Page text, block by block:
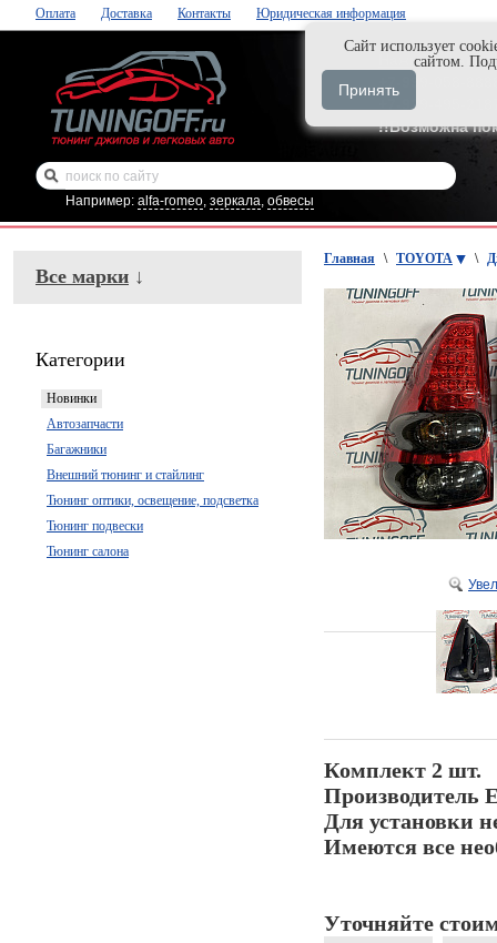
Оплата Доставка Контакты Юридическая информация
Нажми и
+7-929-495-
!!Возможна
Например: alfa-romeo, зеркала, обвесы
Все марки ↓
Категории
Новинки
Автозапчасти
Багажники
Внешний тюнинг и стайлинг
Тюнинг оптики, освещение, подсветка
Тюнинг подвески
Тюнинг салона
Главная \ TOYOTA \
Комплект 2 шт.
Производитель
Для установки
Имеются все
Уточняйте
Cайт использует
сайтом.
Принять